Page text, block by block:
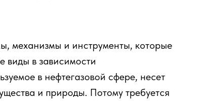
механизмы и инструменты, которые
виды в зависимости
в нефтегазовой сфере, несет
и природы. Потому требуется